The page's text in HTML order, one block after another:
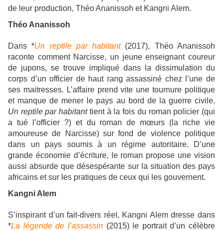
de leur production, Théo Ananissoh et Kangni Alem.
Théo Ananissoh
Dans *Un reptile par habitant (2017), Théo Ananissoh
raconte comment Narcisse, un jeune enseignant coureur
de jupons, se trouve impliqué dans la dissimulation du
corps d’un officier de haut rang assassiné chez l’une de
ses maitresses. L’affaire prend vite une tournure politique
et manque de mener le pays au bord de la guerre civile.
Un reptile par habitanttient à la fois du roman policier (qui
a tué l’officier ?) et du roman de mœurs (la riche vie
amoureuse de Narcisse) sur fond de violence politique
dans un pays soumis à un régime autoritaire. D’une
grande économie d’écriture, le roman propose une vision
aussi absurde que désespérante sur la situation des pays
africains et sur les pratiques de ceux qui les gouvernent.
Kangni Alem
S’inspirant d’un fait-divers réel, Kangni Alem dresse dans
*La légende de l’assassin (2015) le portrait d’un célèbre